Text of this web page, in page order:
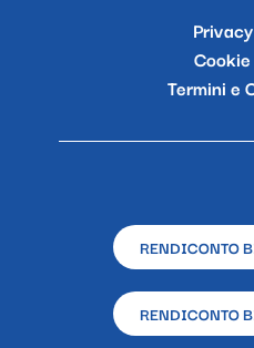
Termini e
RENDICONTO
RENDICONTO